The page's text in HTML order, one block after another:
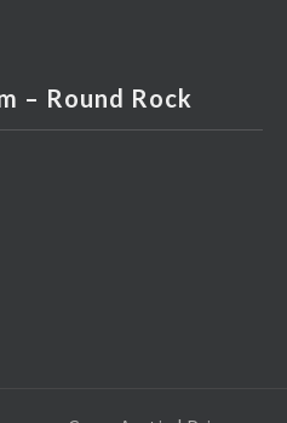
– Round Rock